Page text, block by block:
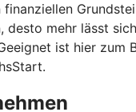
finanziellen
desto mehr lässt
ist hier zum